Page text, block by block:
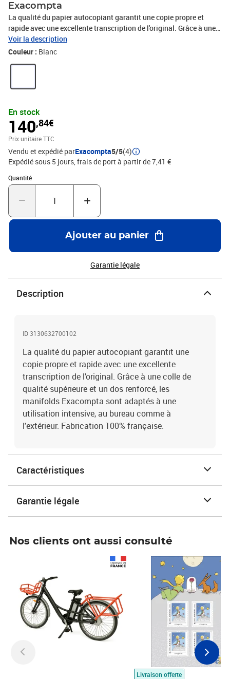
Exacompta
La qualité du papier autocopiant garantit une copie propre et
rapide avec une excellente transcription de l'original. Grâce à une
colle de qualité supérieure et un dos renforcé, les manifolds
Exacompta sont adaptés à une utilisation intensive, au bureau
Voir la description
Couleur : Blanc
En stock
140,84€
Prix unitaire TTC
Vendu et expédié parExacompta5/5(4)
Expédié sous 5 jours, frais de port à partir de 7,41 €
Quantité
Quantité : 1
Ajouter au panier
Garantie légale
Description
ID 3130632700102
La qualité du papier autocopiant garantit une
copie propre et rapide avec une excellente
transcription de l'original. Grâce à une colle de
qualité supérieure et un dos renforcé, les
manifolds Exacompta sont adaptés à une
utilisation intensive, au bureau comme à
l'extérieur. Fabrication 100% française.
Caractéristiques
Garantie légale
Nos clients ont aussi consulté
Livraison offerte
Prix 7,50€